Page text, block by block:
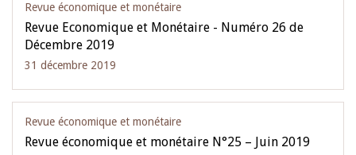
Revue économique et monétaire
Revue Economique et Monétaire - Numéro 26 de
Décembre 2019
31 décembre 2019
Revue économique et monétaire
Revue économique et monétaire N°25 – Juin 2019